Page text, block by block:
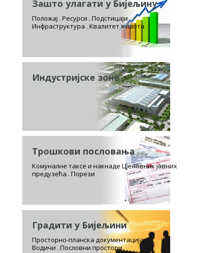
Зашто улагати у Бијељину
Положај . Ресурси . Подстицаји
Инфраструктура . Квалитет живота
Индустријске зоне
Трошкови пословања
Комуналне таксе и накнаде Цјеновник јавних
предузећа . Порези
Градити у Бијељини
Просторно-планска документација.
Водичи . Пословни простори